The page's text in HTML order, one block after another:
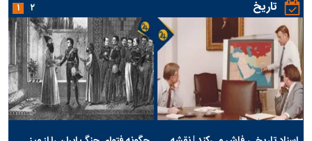
تاریخ ۱ ۲